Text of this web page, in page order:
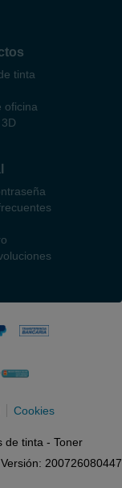
tinta
oficina
Cookies
de tinta - Toner
Versión: 200726080447